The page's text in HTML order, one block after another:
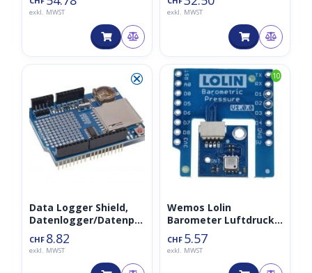
Kameramodul,
Tiefensicht
exkl. MWST
(NCIR,
Infrarottemperaturse
nsor, contactless)
exkl. MWST
⮿
Data Logger Shield,
Datenlogger/Datenpro
tokollierung
CHF 8.82
exkl. MWST
10
Wemos Lolin
Barometer Luftdruck
Sensor V1.0.0 HP303B
CHF 5.57
exkl. MWST